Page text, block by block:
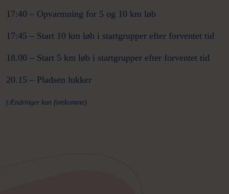
17:40 – Opvarmning for 5 og 10 km løb
17:45 – Start 10 km løb i startgrupper efter forventet tid
18.00 – Start 5 km løb i startgrupper efter forventet tid
20.15 – Pladsen lukker
(Ændringer kan forekomme)